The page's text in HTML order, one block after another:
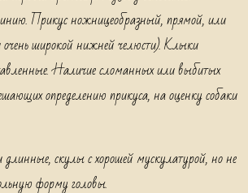
Прикус ножницеобразный, прямой, или
очень широкой нижней челюсти). Клыки
Наличие сломанных или выбитых
определению прикуса, на оценку собаки
скулы с хорошей мускулатурой, но не
форму головы.